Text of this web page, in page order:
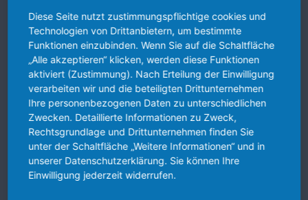
Mit innovativen Konzepten, auf Sie zugeschnittenen
Marketing-Strategien & wirkungsvollen Online-Präsenzen
verhelfen wir Ihnen zum Erfolg!
Diese Seite nutzt zustimmungspflichtige cookies und
Technologien von Drittanbietern, um bestimmte
Funktionen einzubinden. Wenn Sie auf die Schaltfläche
„Alle akzeptieren“ klicken, werden diese Funktionen
aktiviert (Zustimmung). Nach Erteilung der Einwilligung
verarbeiten wir und die beteiligten Drittunternehmen
Ihre personenbezogenen Daten zu unterschiedlichen
Zwecken. Detaillierte Informationen zu Zweck,
Rechtsgrundlage und Drittunternehmen finden Sie
unter der Schaltfläche „Weitere Informationen“ und in
unserer Datenschutzerklärung. Sie können Ihre
Einwilligung jederzeit widerrufen.